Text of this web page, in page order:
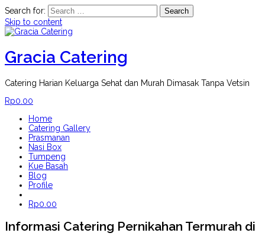
Search for:
Skip to content
Gracia Catering
Catering Harian Keluarga Sehat dan Murah Dimasak Tanpa Vetsin
Rp0.00
Home
Catering Gallery
Prasmanan
Nasi Box
Tumpeng
Kue Basah
Blog
Profile
Rp0.00
Informasi Catering Pernikahan Termurah di